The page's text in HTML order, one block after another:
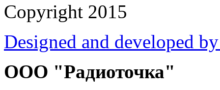
Copyright 2015
Designed and developed
ООО "Радиоточка"